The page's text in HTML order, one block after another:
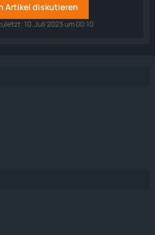
Artikel diskutieren
10. Juli 2023 um 00:10